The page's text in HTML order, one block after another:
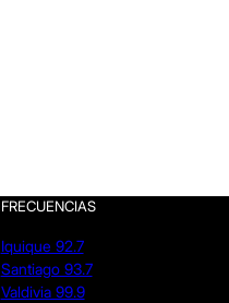
FRECUENCIAS
Iquique 92.7
Santiago 93.7
Valdivia 99.9